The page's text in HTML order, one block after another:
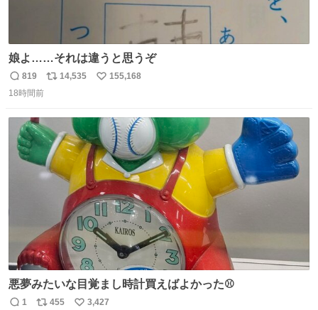
娘よ……それは違うと思うぞ
返
信
819
リ
ト
数
14,535
い
数
155,168
18時間前
悪夢みたいな目覚まし時計買えばよかった⚾
1 455 3,427